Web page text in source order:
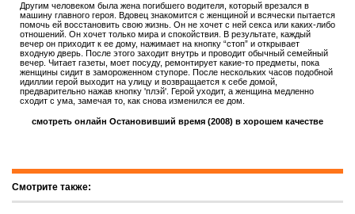
Другим человеком была жена погибшего водителя, который врезался в
машину главного героя. Вдовец знакомится с женщиной и всячески пытается
помочь ей восстановить свою жизнь. Он не хочет с ней секса или каких-либо
отношений. Он хочет только мира и спокойствия. В результате, каждый
вечер он приходит к ее дому, нажимает на кнопку “стоп” и открывает
входную дверь. После этого заходит внутрь и проводит обычный семейный
вечер. Читает газеты, моет посуду, ремонтирует какие-то предметы, пока
женщины сидит в замороженном ступоре. После нескольких часов подобной
идиллии герой выходит на улицу и возвращается к себе домой,
предварительно нажав кнопку 'плэй'. Герой уходит, а женщина медленно
сходит с ума, замечая то, как снова изменился ее дом.
смотреть онлайн Остановивший время (2008) в хорошем качестве
Смотрите также: